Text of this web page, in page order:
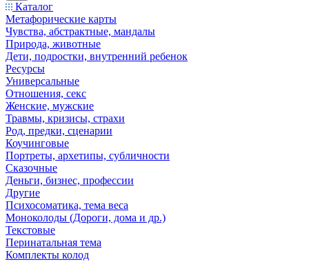
Каталог
Mетафорические карты
Чувства, абстрактные, мандалы
Природа, животные
Дети, подростки, внутренний ребенок
Ресурсы
Универсальные
Отношения, секс
Женские, мужские
Травмы, кризисы, страхи
Род, предки, сценарии
Коучинговые
Портреты, архетипы, субличности
Сказочные
Деньги, бизнес, профессии
Другие
Психосоматика, тема веса
Моноколоды (Дороги, дома и др.)
Текстовые
Перинатальная тема
Комплекты колод